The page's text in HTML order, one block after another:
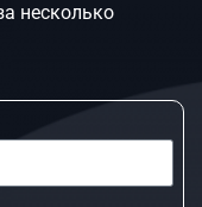
несколько